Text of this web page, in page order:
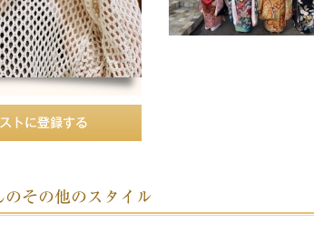
その他のスタイル